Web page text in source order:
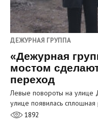
ДЕЖУРНАЯ ГРУППА
«Дежурная
мостом
переход
Левые повороты на улице
улице появилась
1892